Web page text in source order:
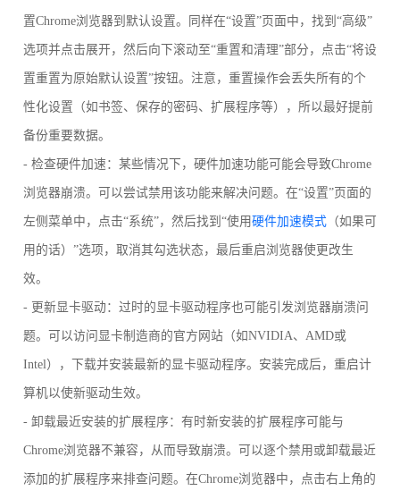
置Chrome浏览器到默认设置。同样在“设置”页面中，找到“高级”
选项并点击展开，然后向下滚动至“重置和清理”部分，点击“将设
置重置为原始默认设置”按钮。注意，重置操作会丢失所有的个
性化设置（如书签、保存的密码、扩展程序等），所以最好提前
备份重要数据。
- 检查硬件加速：某些情况下，硬件加速功能可能会导致Chrome
浏览器崩溃。可以尝试禁用该功能来解决问题。在“设置”页面的
左侧菜单中，点击“系统”，然后找到“使用硬件加速模式（如果可
用的话）”选项，取消其勾选状态，最后重启浏览器使更改生
效。
- 更新显卡驱动：过时的显卡驱动程序也可能引发浏览器崩溃问
题。可以访问显卡制造商的官方网站（如NVIDIA、AMD或
Intel），下载并安装最新的显卡驱动程序。安装完成后，重启计
算机以使新驱动生效。
- 卸载最近安装的扩展程序：有时新安装的扩展程序可能与
Chrome浏览器不兼容，从而导致崩溃。可以逐个禁用或卸载最近
添加的扩展程序来排查问题。在Chrome浏览器中，点击右上角的